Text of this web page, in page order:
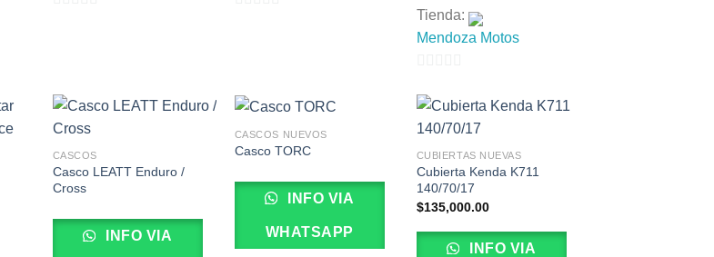
Tienda:
Mendoza Motos
de
5
CASCOS
Casco LEATT Enduro /
Cross
INFO VIA
CASCOS NUEVOS
Casco TORC
INFO VIA
WHATSAPP
CUBIERTAS NUEVAS
Cubierta Kenda K711
140/70/17
$135,000.00
INFO VIA